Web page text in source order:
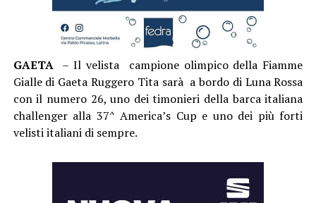
GAETA – Il velista campione olimpico della Fiamme
Gialle di Gaeta Ruggero Tita sarà a bordo di Luna Rossa
con il numero 26, uno dei timonieri della barca italiana
challenger alla 37^ America’s Cup e uno dei più forti
velisti italiani di sempre.